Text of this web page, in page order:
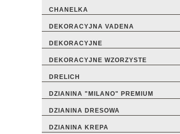
CHANELKA
DEKORACYJNA VADENA
DEKORACYJNE
DEKORACYJNE WZORZYSTE
DRELICH
DZIANINA "MILANO" PREMIUM
DZIANINA DRESOWA
DZIANINA KREPA